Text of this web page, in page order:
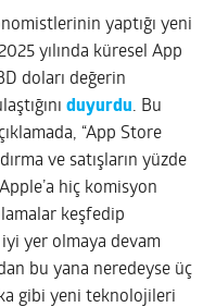
yaptığı yeni
yılında küresel App
doları değerin
duyurdu. Bu
“App Store
ve satışların yüzde
hiç komisyon
keşfedip
yer olmaya devam
bu yana neredeyse üç
gibi yeni teknolojileri